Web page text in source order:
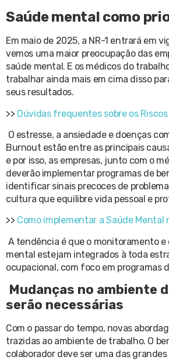
Saúde mental como
Em maio de 2025, a NR-1 entrará em
vemos uma maior preocupação das
saúde mental. E os médicos do
trabalhar ainda mais em cima disso
seus resultados.
>> Dúvidas frequentes sobre os
O estresse, a ansiedade e doenças
Burnout estão entre as principais
e por isso, as empresas, junto com o
deverão implementar programas de
identificar sinais precoces de
cultura que equilibre vida pessoal e
>> Como implementar a Saúde Mental
A tendência é que o monitoramento e
mental estejam integrados à toda
ocupacional, com foco em programas
Mudanças no ambiente
serão necessárias
Com o passar do tempo, novas
trazidas ao ambiente de trabalho. O
colaborador deve ser uma das